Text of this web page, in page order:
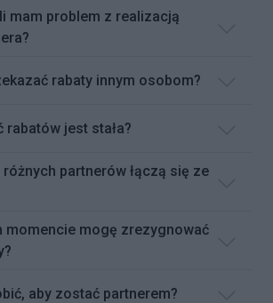
mam problem z realizacją
rabaty innym osobom?
rabatów jest stała?
partnerów łączą się ze
momencie mogę zrezygnować
aby zostać partnerem?